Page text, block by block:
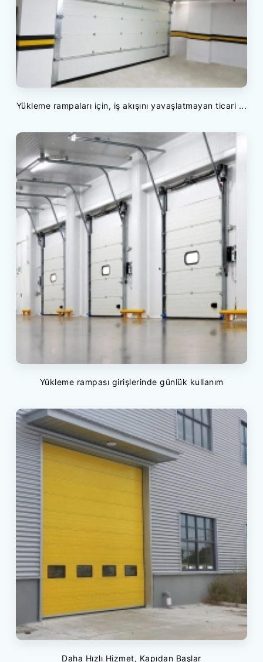
Yükleme rampaları için, iş akışını yavaşlatmayan ticari ...
Yükleme rampası girişlerinde günlük kullanım
Daha Hızlı Hizmet, Kapıdan Başlar